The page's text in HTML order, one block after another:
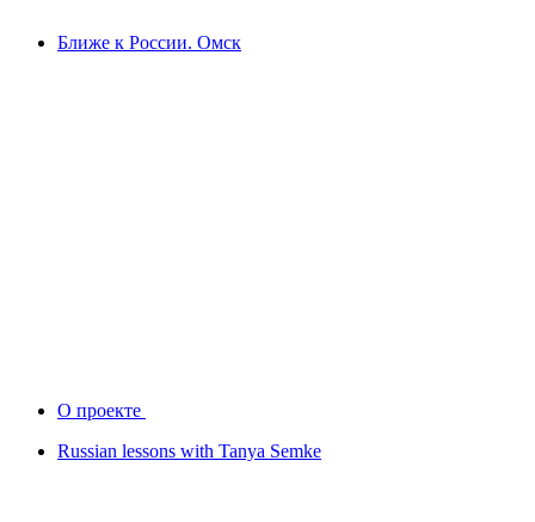
Ближе к России. Омск
О проекте
Russian lessons with Tanya Semke